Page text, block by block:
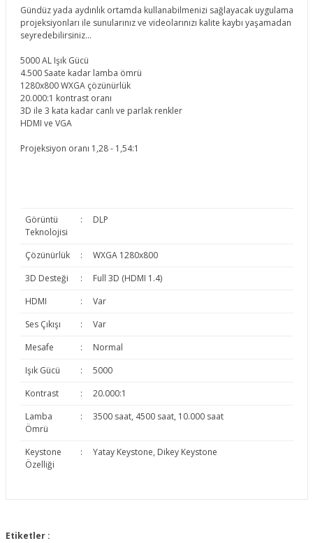
Gündüz yada aydınlık ortamda kullanabilmenizi sağlayacak uygulama
projeksiyonları ile sunularınız ve videolarınızı kalite kaybı yaşamadan
seyredebilirsiniz...
5000 AL Işık Gücü
4.500 Saate kadar lamba ömrü
1280x800 WXGA çözünürlük
20.000:1 kontrast oranı
3D ile 3 kata kadar canlı ve parlak renkler
HDMI ve VGA
Projeksiyon oranı 1,28 - 1,54:1
Görüntü
Teknolojisi
: DLP
Çözünürlük :
WXGA 1280x800
3D Desteği
:
Full 3D (HDMI 1.4)
HDMI
:
Var
Ses Çıkışı
:
Var
Mesafe
:
Normal
Işık Gücü
:
5000
Kontrast
:
20.000:1
Lamba
Ömrü
: 3500 saat, 4500 saat, 10.000 saat
Keystone
Özelliği
: Yatay Keystone, Dikey Keystone
konularda yetersiz gördüğünüz noktaları öneri formunu
Etiketler :